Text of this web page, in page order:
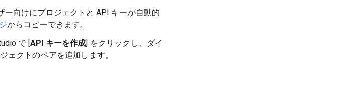
ー向けにプロジェクトと API キーが自動的
からコピーできます。
で [API キーを作成] をクリックし、ダイ
ェクトのペアを追加します。